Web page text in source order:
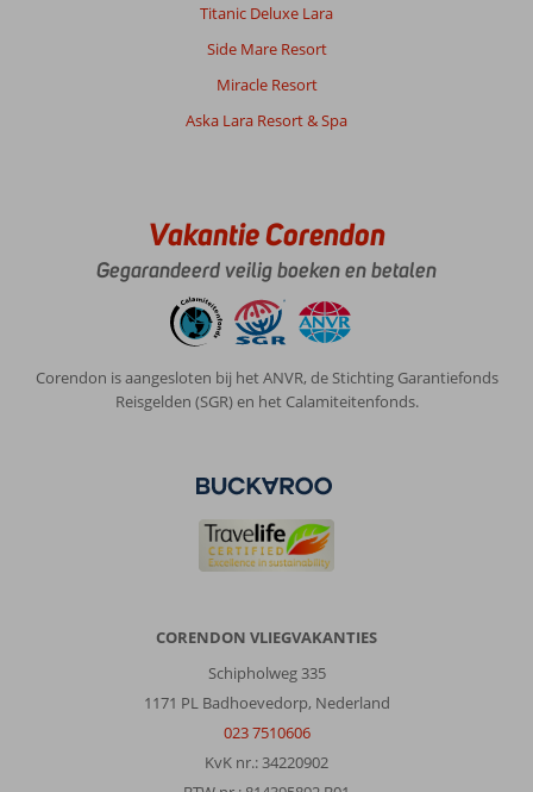
Titanic Deluxe Lara
Side Mare Resort
Miracle Resort
Aska Lara Resort & Spa
Vakantie Corendon
Gegarandeerd veilig boeken en betalen
Corendon is aangesloten bij het ANVR, de Stichting Garantiefonds
Reisgelden (SGR) en het Calamiteitenfonds.
CORENDON VLIEGVAKANTIES
Schipholweg 335
1171 PL Badhoevedorp, Nederland
023 7510606
KvK nr.: 34220902